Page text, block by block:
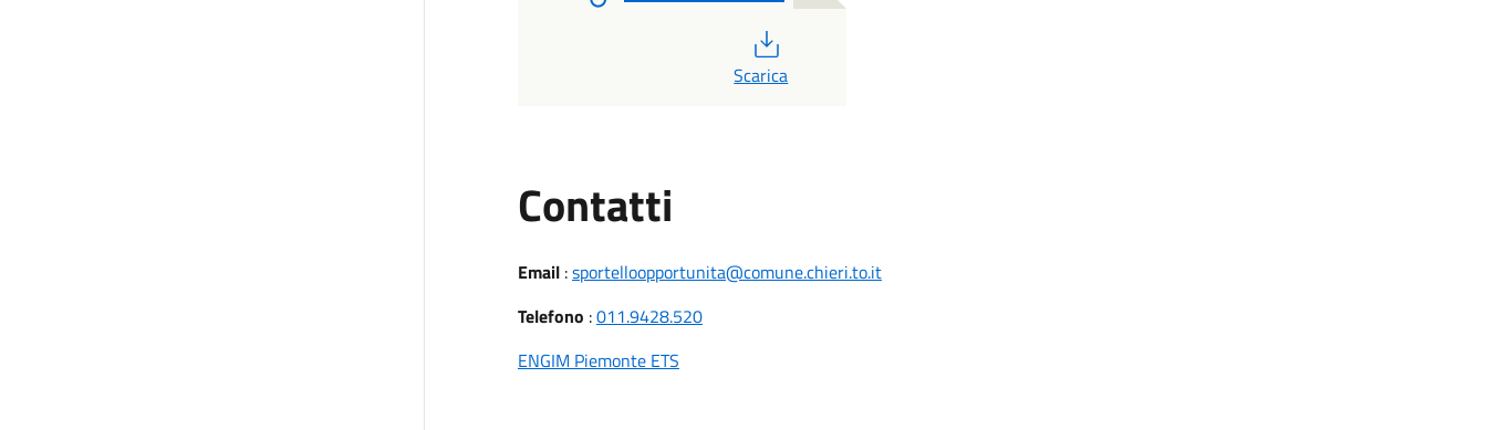
Scarica
Contatti
Email:sportelloopportunita@comune.chieri.to.it
Telefono :011.9428.520
ENGIM Piemonte ETS